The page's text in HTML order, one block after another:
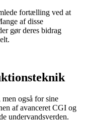
fortælling ved at
af disse
gør deres bidrag
også for sine
af avanceret CGI og
undervandsverden.